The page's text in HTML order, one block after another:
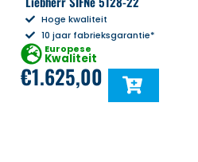
Hoge kwaliteit
10 jaar fabrieksgarantie*
Europese
Kwaliteit
€1.625,00